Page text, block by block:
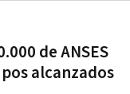
de ANSES
alcanzados